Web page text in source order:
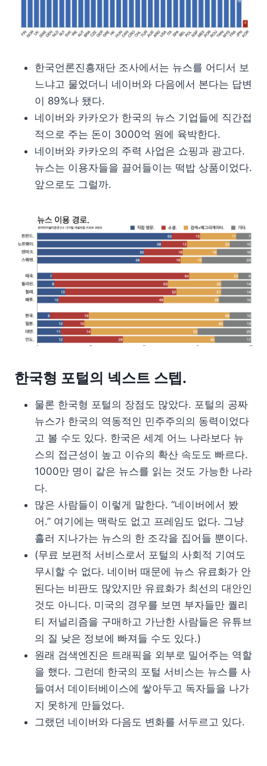
한국언론진흥재단 조사에서는 뉴스를 어디서 보
느냐고 물었더니 네이버와 다음에서 본다는 답변
이 89%나 됐다.
네이버와 카카오가 한국의 뉴스 기업들에 직간접
적으로 주는 돈이 3000억 원에 육박한다.
네이버와 카카오의 주력 사업은 쇼핑과 광고다.
뉴스는 이용자들을 끌어들이는 떡밥 상품이었다.
앞으로도 그럴까.
한국형 포털의 넥스트 스텝.
물론 한국형 포털의 장점도 많았다. 포털의 공짜
뉴스가 한국의 역동적인 민주주의의 동력이었다
고 볼 수도 있다. 한국은 세계 어느 나라보다 뉴
스의 접근성이 높고 이슈의 확산 속도도 빠르다.
1000만 명이 같은 뉴스를 읽는 것도 가능한 나라
다.
많은 사람들이 이렇게 말한다. “네이버에서 봤
어.” 여기에는 맥락도 없고 프레임도 없다. 그냥
흘러 지나가는 뉴스의 한 조각을 집어들 뿐이다.
(무료 보편적 서비스로서 포털의 사회적 기여도
무시할 수 없다. 네이버 때문에 뉴스 유료화가 안
된다는 비판도 많았지만 유료화가 최선의 대안인
것도 아니다. 미국의 경우를 보면 부자들만 퀄리
티 저널리즘을 구매하고 가난한 사람들은 유튜브
의 질 낮은 정보에 빠져들 수도 있다.)
원래 검색엔진은 트래픽을 외부로 밀어주는 역할
을 했다. 그런데 한국의 포털 서비스는 뉴스를 사
들여서 데이터베이스에 쌓아두고 독자들을 나가
지 못하게 만들었다.
그랬던 네이버와 다음도 변화를 서두르고 있다.